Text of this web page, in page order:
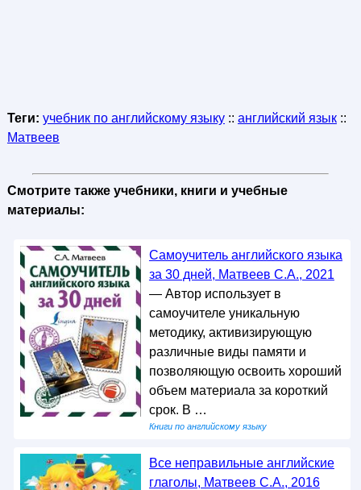
Теги: учебник по английскому языку:: английский язык::
Матвеев
Смотрите также учебники, книги и учебные
материалы:
Самоучитель английского языка
за 30 дней, Матвеев С.А., 2021
— Автор использует в
самоучителе уникальную
методику, активизирующую
различные виды памяти и
позволяющую освоить хороший
объем материала за короткий
срок. В …
Книги по английскому языку
Все неправильные английские
глаголы, Матвеев С.А., 2016